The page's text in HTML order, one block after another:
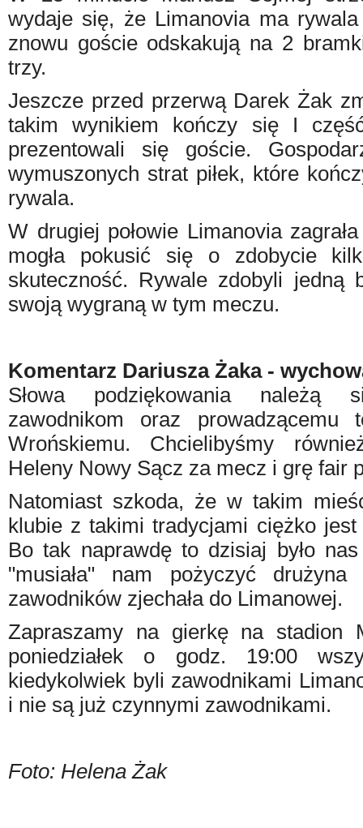
wydaje się, że Limanovia ma
znowu goście odskakują na 2
trzy.
Jeszcze przed przerwą Darek Żak
takim wynikiem kończy się I
prezentowali się goście.
wymuszonych strat piłek, które
rywala.
W drugiej połowie Limanovia
mogła pokusić się o zdobycie
skuteczność. Rywale zdobyli jedną
swoją wygraną w tym meczu.
Komentarz Dariusza Żaka -
Słowa podziękowania należą
zawodnikom oraz prowadzącemu
Wrońskiemu. Chcielibyśmy
Heleny Nowy Sącz za mecz i grę fair
Natomiast szkoda, że w takim
klubie z takimi tradycjami ciężko
Bo tak naprawdę to dzisiaj było
"musiała" nam pożyczyć
zawodników zjechała do Limanowej.
Zapraszamy na gierkę na stadion
poniedziałek o godz. 19:00
kiedykolwiek byli zawodnikami
i nie są już czynnymi zawodnikami.
Foto: Helena Żak